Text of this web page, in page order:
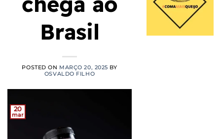
Brasil
POSTED ON MARÇO 20, 2025 BY
OSVALDO FILHO
20
mar